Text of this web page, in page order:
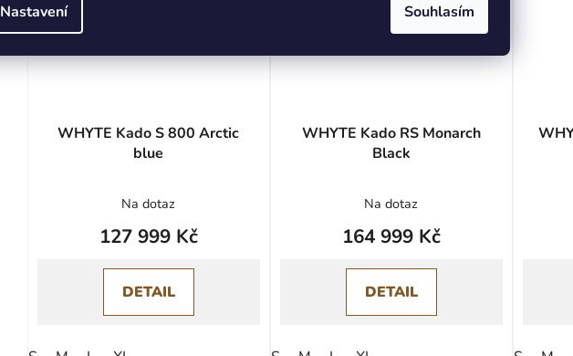
Nastavení Souhlasím
WHYTE Kado S 800 Arctic
blue
Na dotaz
127 999 Kč
DETAIL
WHYTE Kado RS Monarch
Black
Na dotaz
164 999 Kč
DETAIL